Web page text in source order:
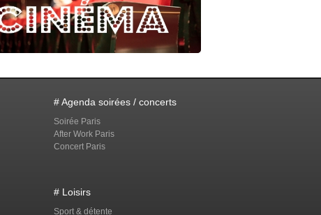
# Agenda soirées / concerts
Soirée Paris
After Work Paris
Concert Paris
# Loisirs
Sport & détente